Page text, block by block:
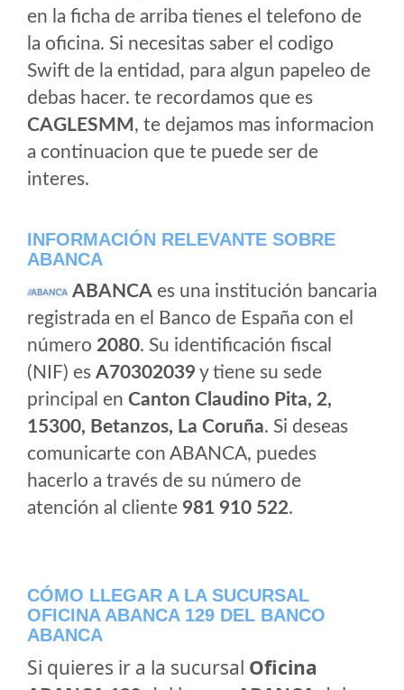
en la ficha de arriba tienes el telefono de
la oficina. Si necesitas saber el codigo
Swift de la entidad, para algun papeleo de
debas hacer. te recordamos que es
CAGLESMM , te dejamos mas informacion
a continuacion que te puede ser de
interes.
INFORMACIÓN RELEVANTE SOBRE
ABANCA
ABANCA es una institución bancaria
registrada en el Banco de España con el
número 2080. Su identificación fiscal
(NIF) es A70302039 y tiene su sede
principal en Canton Claudino Pita, 2,
15300, Betanzos, La Coruña. Si deseas
comunicarte con ABANCA, puedes
hacerlo a través de su número de
atención al cliente 981 910 522.
CÓMO LLEGAR A LA SUCURSAL
OFICINA ABANCA 129 DEL BANCO
ABANCA
Si quieres ir a la sucursal Oficina